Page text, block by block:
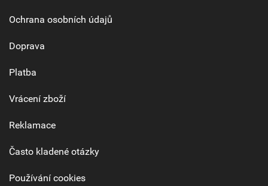
Ochrana osobních údajů
Doprava
Platba
Vrácení zboží
Reklamace
Často kladené otázky
Používání cookies